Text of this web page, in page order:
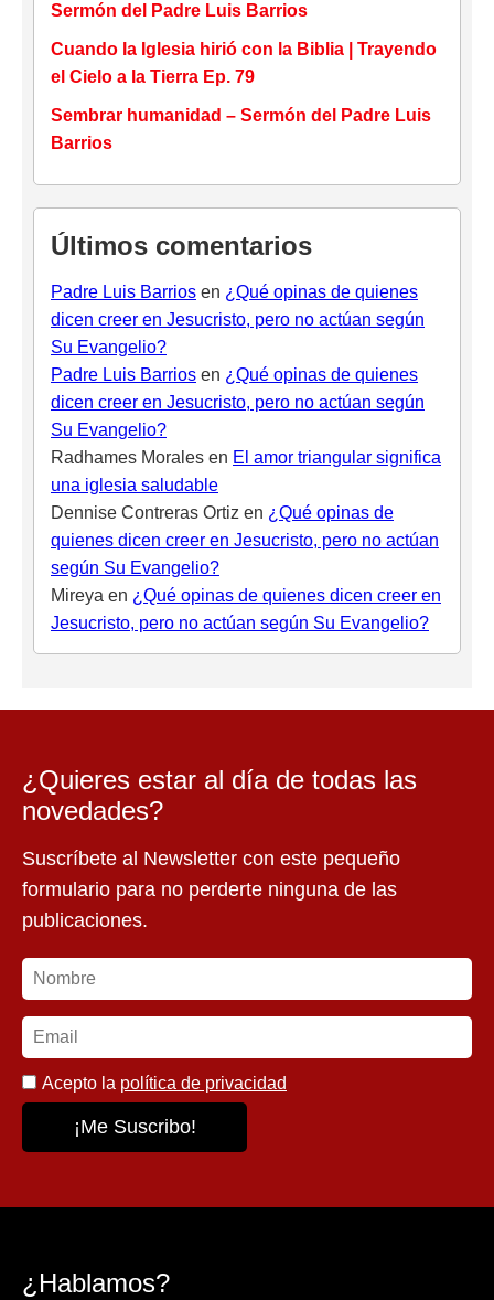
Sermón del Padre Luis Barrios
Cuando la Iglesia hirió con la Biblia | Trayendo
el Cielo a la Tierra Ep. 79
Sembrar humanidad – Sermón del Padre Luis
Barrios
Últimos comentarios
Padre Luis Barrios en ¿Qué opinas de quienes
dicen creer en Jesucristo, pero no actúan según
Su Evangelio?
Padre Luis Barrios en ¿Qué opinas de quienes
dicen creer en Jesucristo, pero no actúan según
Su Evangelio?
Radhames Morales en El amor triangular significa
una iglesia saludable
Dennise Contreras Ortiz en ¿Qué opinas de
quienes dicen creer en Jesucristo, pero no actúan
según Su Evangelio?
Mireya en ¿Qué opinas de quienes dicen creer en
Jesucristo, pero no actúan según Su Evangelio?
¿Quieres estar al día de todas las
novedades?
Suscríbete al Newsletter con este pequeño
formulario para no perderte ninguna de las
publicaciones.
Acepto la política de privacidad
¿Hablamos?